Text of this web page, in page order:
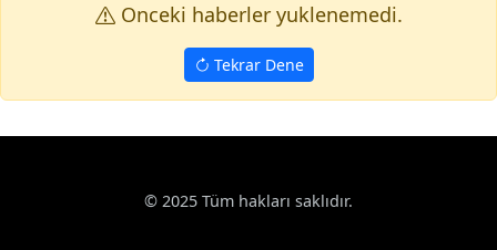
Onceki haberler yuklenemedi.
Tekrar Dene
© 2025 Tüm hakları saklıdır.